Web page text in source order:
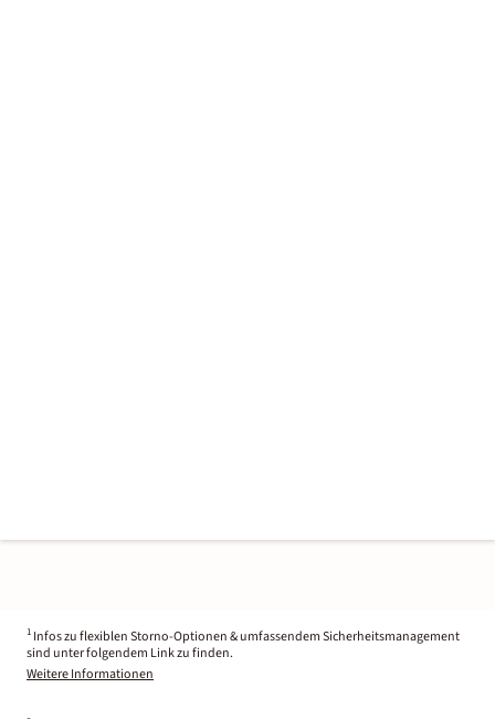
1 Infos zu flexiblen Storno-Optionen & umfassendem Sicherheitsmanagement
sind unter folgendem Link zu finden.
Weitere Informationen